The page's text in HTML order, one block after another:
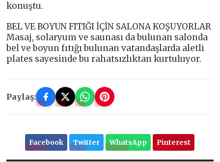
konuştu.
BEL VE BOYUN FITIĞI İÇİN SALONA KOŞUYORLAR
Masaj, solaryum ve saunası da bulunan salonda
bel ve boyun fıtığı bulunan vatandaşlarda aletli
plates sayesinde bu rahatsızlıktan kurtuluyor.
Paylaş:
Facebook Twitter WhatsApp Pinterest